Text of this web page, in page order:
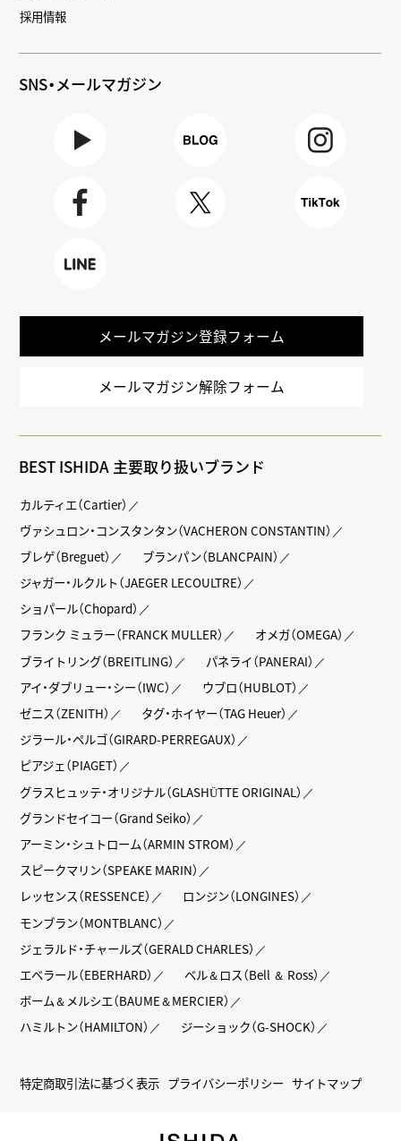
採用情報
SNS・メールマガジン
メールマガジン登録フォーム
メールマガジン解除フォーム
BEST ISHIDA 主要取り扱いブランド
カルティエ（Cartier）
ヴァシュロン・コンスタンタン（VACHERON CONSTANTIN）
ブレゲ（Breguet）
ブランパン（BLANCPAIN）
ジャガー・ルクルト（JAEGER LECOULTRE）
ショパール（Chopard）
フランク ミュラー（FRANCK MULLER）
オメガ（OMEGA）
ブライトリング（BREITLING）
パネライ（PANERAI）
アイ・ダブリュー・シー（IWC）
ウブロ（HUBLOT）
ゼニス（ZENITH）
タグ・ホイヤー（TAG Heuer）
ジラール・ペルゴ（GIRARD-PERREGAUX）
ピアジェ（PIAGET）
グラスヒュッテ・オリジナル（GLASHÜTTE ORIGINAL）
グランドセイコー（Grand Seiko）
アーミン・シュトローム（ARMIN STROM）
スピークマリン（SPEAKE MARIN）
レッセンス（RESSENCE）
ロンジン（LONGINES）
モンブラン（MONTBLANC）
ジェラルド・チャールズ（GERALD CHARLES）
エベラール（EBERHARD）
ベル＆ロス（Bell ＆ Ross）
ボーム＆メルシエ（BAUME＆MERCIER）
ハミルトン（HAMILTON）
ジーショック（G-SHOCK）
特定商取引法に基づく表示 プライバシーポリシー サイトマップ